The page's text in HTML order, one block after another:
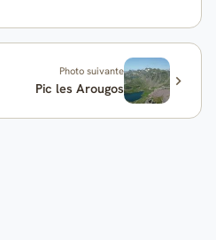
Photo suivante
Pic les Arougos